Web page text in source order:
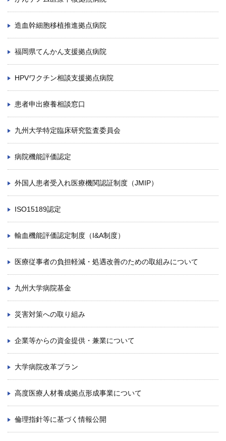
造血幹細胞移植推進拠点病院
福岡県てんかん支援拠点病院
HPVワクチン相談支援拠点病院
患者申出療養相談窓口
九州大学特定臨床研究監査委員会
病院機能評価認定
外国人患者受入れ医療機関認証制度（JMIP）
ISO15189認定
輸血機能評価認定制度（I&A制度）
医療従事者の負担軽減・処遇改善のための取組みについて
九州大学病院基金
災害対策への取り組み
企業等からの資金提供・兼業について
大学病院改革プラン
高度医療人材養成拠点形成事業について
倫理指針等に基づく情報公開